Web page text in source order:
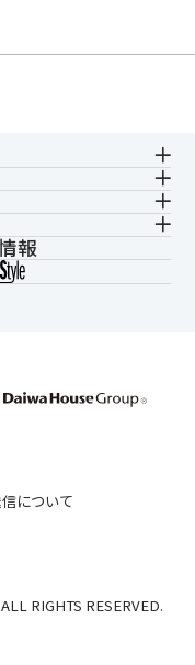
報
について
RIGHTS RESERVED.